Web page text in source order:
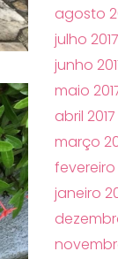
agosto
julho 2017
junho
maio
abril 2017
março
fevereiro
janeiro